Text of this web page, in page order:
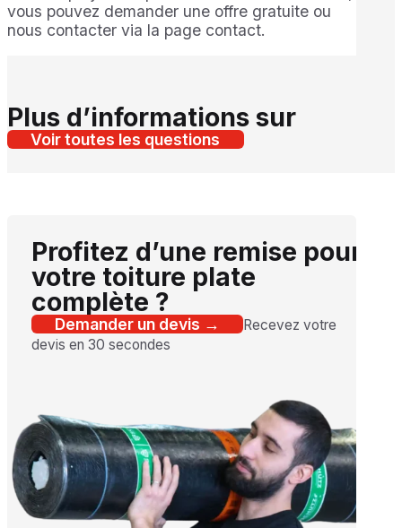
vous pouvez demander une offre gratuite ou
nous contacter via la page contact.
Plus d’informations sur
Voir toutes les questions
Profitez d’une remise pour
votre toiture plate
complète ?
Demander un devis →
Recevez votre
devis en 30 secondes